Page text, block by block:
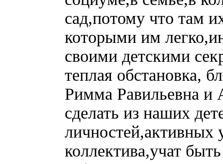
сад,потому что там
которыми им
своими детскими
теплая обстановка,
Римма Равильевна и
сделать из наших
личностей,активных
коллектива,учат